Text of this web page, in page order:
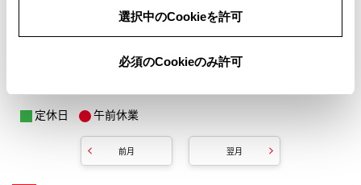
選択中のCookieを許可
必須のCookieのみ許可
定休日 午前休業
前月 翌月